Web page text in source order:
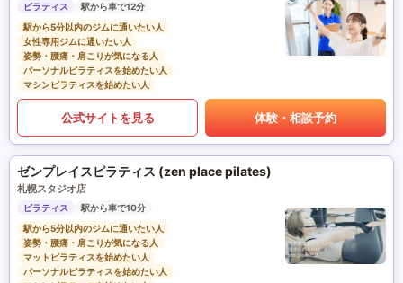
ピラティス
駅から車で12分
駅から5分以内のジムに通いたい人
女性専用ジムに通いたい人
姿勢・腰痛・肩こりが気になる人
パーソナルピラティスを始めたい人
マシンピラティスを始めたい人
公式サイトを見る 体験・相談予約
ゼンプレイスピラティス (zen place pilates)
札幌スタジオ店
ピラティス
駅から車で10分
駅から5分以内のジムに通いたい人
姿勢・腰痛・肩こりが気になる人
マットピラティスを始めたい人
パーソナルピラティスを始めたい人